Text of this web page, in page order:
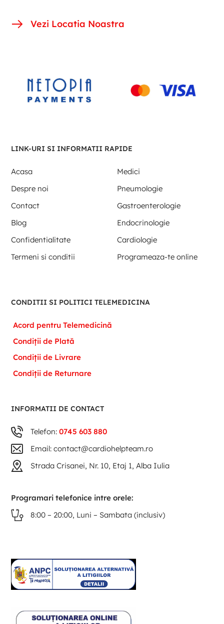
Vezi Locatia Noastra
LINK-URI SI INFORMATII RAPIDE
Acasa
Medici
Despre noi
Pneumologie
Contact
Gastroenterologie
Blog
Endocrinologie
Confidentialitate
Cardiologie
Termeni si conditii
Programeaza-te online
CONDITII SI POLITICI TELEMEDICINA
Acord pentru Telemedicină
Condiții de Plată
Condiții de Livrare
Condiții de Returnare
INFORMATII DE CONTACT
Telefon:0745 603 880
Email: contact@cardiohelpteam.ro
Strada Crisanei, Nr. 10, Etaj 1, Alba Iulia
Programari telefonice intre orele:
8:00 – 20:00, Luni – Sambata (inclusiv)